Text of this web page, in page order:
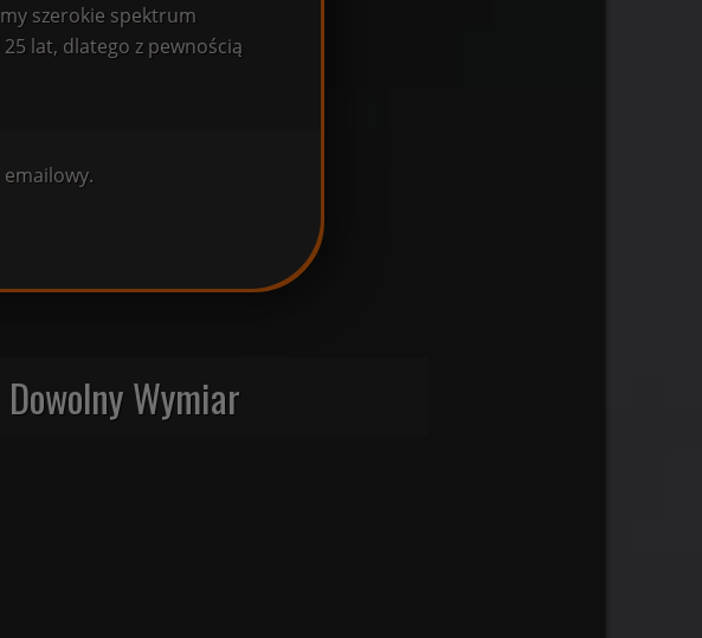
szerokie spektrum
lat, dlatego z pewnością
Wymiar